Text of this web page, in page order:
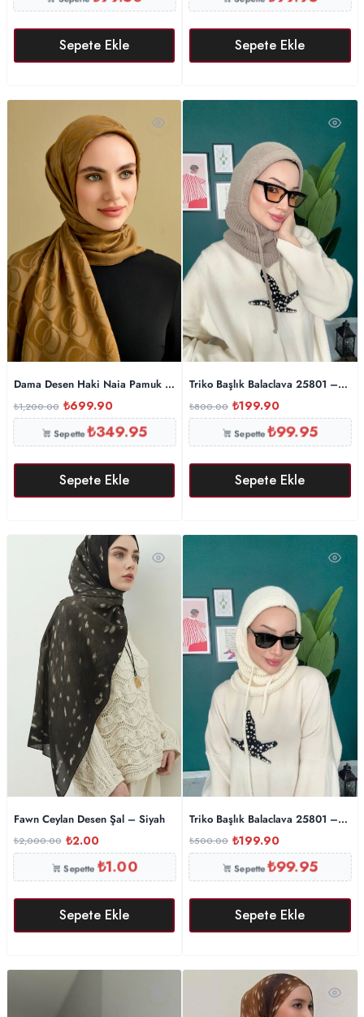
Sepete Ekle Sepete Ekle
Dama Desen Haki Naia Pamuk Şal 70×200
₺1,200.00 ₺699.90
Sepette₺349.95
Sepete Ekle
Triko Başlık Balaclava 25801 –
₺800.00 ₺199.90
Sepette₺99.95
Sepete Ekle
Fawn Ceylan Desen Şal – Siyah
₺2,000.00 ₺2.00
Sepette ₺1.00
Sepete Ekle
Triko Başlık Balaclava 25801 – Taş
₺500.00 ₺199.90
Sepette₺99.95
Sepete Ekle